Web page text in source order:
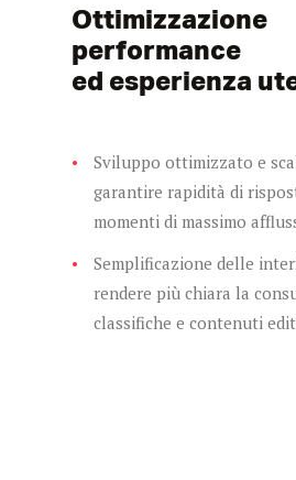
Ottimizzazione
performance
ed esperienza
Sviluppo ottimizzato e
garantire rapidità di
momenti di massimo
Semplificazione delle
rendere più chiara la
classifiche e contenuti